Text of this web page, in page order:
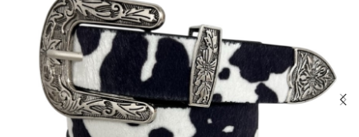
הָאֲתָר.
לִפְתִיחַת
תַּפְרִיט
הֵנְּגִישׁוּת